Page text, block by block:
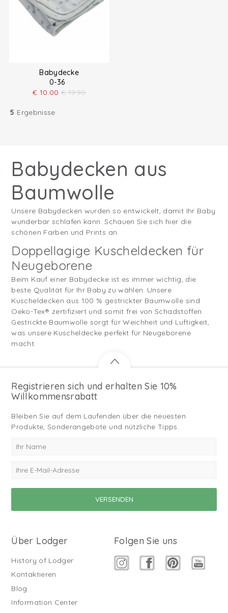
Babydecke
0-36
€ 10.00 € 19.90
5 Ergebnisse
Babydecken aus
Baumwolle
Unsere Babydecken wurden so entwickelt, damit Ihr Baby
wunderbar schlafen kann. Schauen Sie sich hier die
schönen Farben und Prints an.
Doppellagige Kuscheldecken für
Neugeborene
Beim Kauf einer Babydecke ist es immer wichtig, die
beste Qualität für Ihr Baby zu wählen. Unsere
Kuscheldecken aus 100 % gestrickter Baumwolle sind
Oeko-Tex® zertifiziert und somit frei von Schadstoffen.
Gestrickte Baumwolle sorgt für Weichheit und Luftigkeit,
was unsere Kuscheldecke perfekt für Neugeborene
macht.
Registrieren sich und erhalten Sie 10%
Willkommensrabatt
Bleiben Sie auf dem Laufenden über die neuesten
Produkte, Sonderangebote und nützliche Tipps.
Über Lodger
History of Lodger
Kontaktieren
Blog
Information Center
Folgen Sie uns